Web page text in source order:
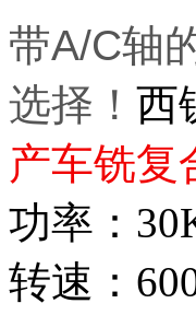
带A/C轴
选择！ 西
产车铣复
功率：
转速：